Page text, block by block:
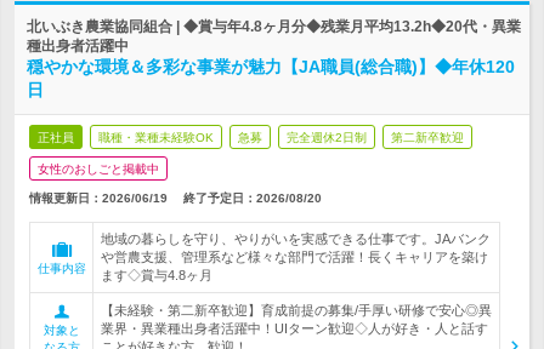
北いぶき農業協同組合 | ◆賞与年4.8ヶ月分◆残業月平均13.2h◆20代・異業
種出身者活躍中
穏やかな環境＆多彩な事業が魅力【JA職員(総合職)】◆年休120
日
正社員 職種・業種未経験OK 急募 完全週休2日制 第二新卒歓迎
女性のおしごと掲載中
情報更新日：2026/06/19 終了予定日： 2026/08/20
仕事内容
地域の暮らしを守り、やりがいを実感できる仕事です。JAバンク
や営農支援、管理系など様々な部門で活躍！長くキャリアを築け
ます◇賞与4.8ヶ月
対象と
【未経験・第二新卒歓迎】育成前提の募集/手厚い研修で安心◎異
業界・異業種出身者活躍中！UIターン歓迎◇人が好き・人と話す
ことが好きな方、歓迎！